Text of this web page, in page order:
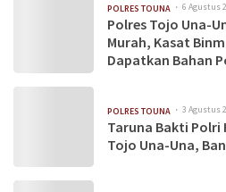
POLRES TOUNA 6 Agustus
Polres Tojo Una-
Murah, Kasat
Dapatkan Bahan
POLRES TOUNA 3 Agustus
Taruna Bakti Polri
Tojo Una-Una,